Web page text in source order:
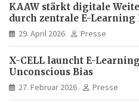
KAAW stärkt digitale
durch zentrale E-
29. April 2026 Presse
X-CELL launcht E-
Unconscious Bias
27. Februar 2026 Presse